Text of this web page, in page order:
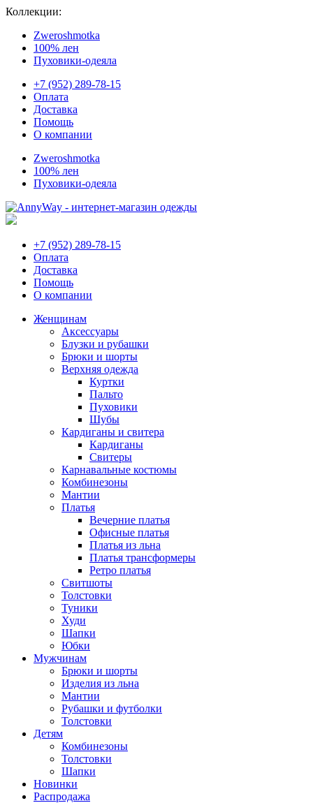
Коллекции:
Zweroshmotka
100% лен
Пуховики-одеяла
+7 (952) 289-78-15
Оплата
Доставка
Помощь
О компании
Zweroshmotka
100% лен
Пуховики-одеяла
+7 (952) 289-78-15
Оплата
Доставка
Помощь
О компании
Женщинам
Аксессуары
Блузки и рубашки
Брюки и шорты
Верхняя одежда
Куртки
Пальто
Пуховики
Шубы
Кардиганы и свитера
Кардиганы
Свитеры
Карнавальные костюмы
Комбинезоны
Мантии
Платья
Вечерние платья
Офисные платья
Платья из льна
Платья трансформеры
Ретро платья
Свитшоты
Толстовки
Туники
Худи
Шапки
Юбки
Мужчинам
Брюки и шорты
Изделия из льна
Мантии
Рубашки и футболки
Толстовки
Детям
Комбинезоны
Толстовки
Шапки
Новинки
Распродажа